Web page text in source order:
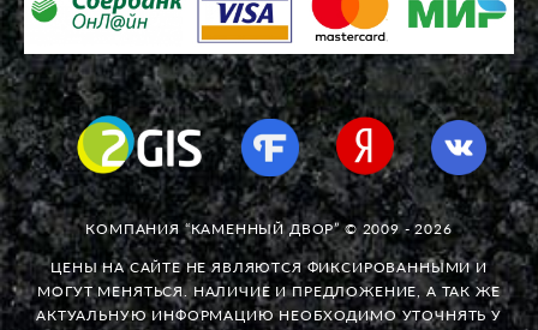
КОМПАНИЯ “КАМЕННЫЙ ДВОР” © 2009 - 2026
ЦЕНЫ НА САЙТЕ НЕ ЯВЛЯЮТСЯ ФИКСИРОВАННЫМИ И
МОГУТ МЕНЯТЬСЯ. НАЛИЧИЕ И ПРЕДЛОЖЕНИЕ, А ТАК ЖЕ
АКТУАЛЬНУЮ ИНФОРМАЦИЮ НЕОБХОДИМО УТОЧНЯТЬ У